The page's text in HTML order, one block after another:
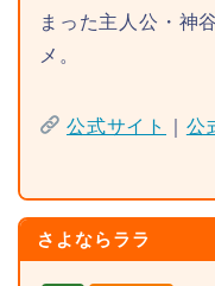
まった主人公・神
メ。
公式サイト 公
さよならララ